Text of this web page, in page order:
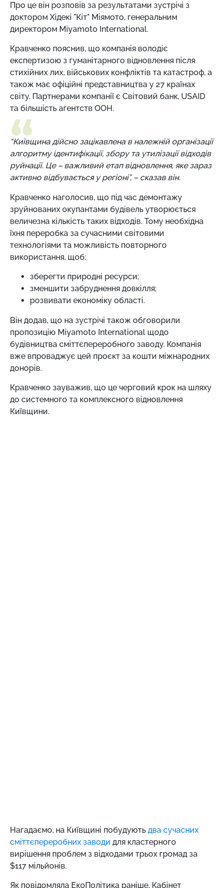
Про це він розповів за результатами зустрічі з
доктором Хідекі "Кіт" Міямото, генеральним
директором Miyamoto International.
Кравченко пояснив, що компанія володіє
експертизою з гуманітарного відновлення після
стихійних лих, військових конфліктів та катастроф, а
також має офіційні представництва у 27 країнах
світу. Партнерами компанії є Світовий банк, USAID
та більшість агентств ООН.
“Київщина дійсно зацікавлена в належній організації
алгоритму ідентифікації, збору та утилізації відходів
руйнації. Це – важливий етап відновлення, яке зараз
активно відбувається у регіоні”, – сказав він.
Кравченко наголосив, що під час демонтажу
зруйнованих окупантами будівель утворюється
величезна кількість таких відходів. Тому необхідна
їхня переробка за сучасними світовими
технологіями та можливість повторного
використання, щоб:
зберегти природні ресурси;
зменшити забруднення довкілля;
розвивати економіку області.
Він додав, що на зустрічі також обговорили
пропозицію Miyamoto International щодо
будівництва сміттєпереробного заводу. Компанія
вже впроваджує цей проєкт за кошти міжнародних
донорів.
Кравченко зауважив, що це черговий крок на шляху
до системного та комплексного відновлення
Київщини.
Нагадаємо, на Київщині побудують два сучасних
сміттєпереробних заводи для кластерного
вирішення проблем з відходами трьох громад за
$117 мільйонів.
Як повідомляла ЕкоПолітика раніше, Кабінет